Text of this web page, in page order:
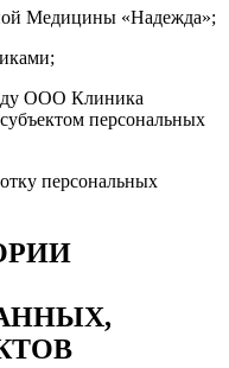
Медицины «Надежда»;
ООО Клиника
персональных
персональных